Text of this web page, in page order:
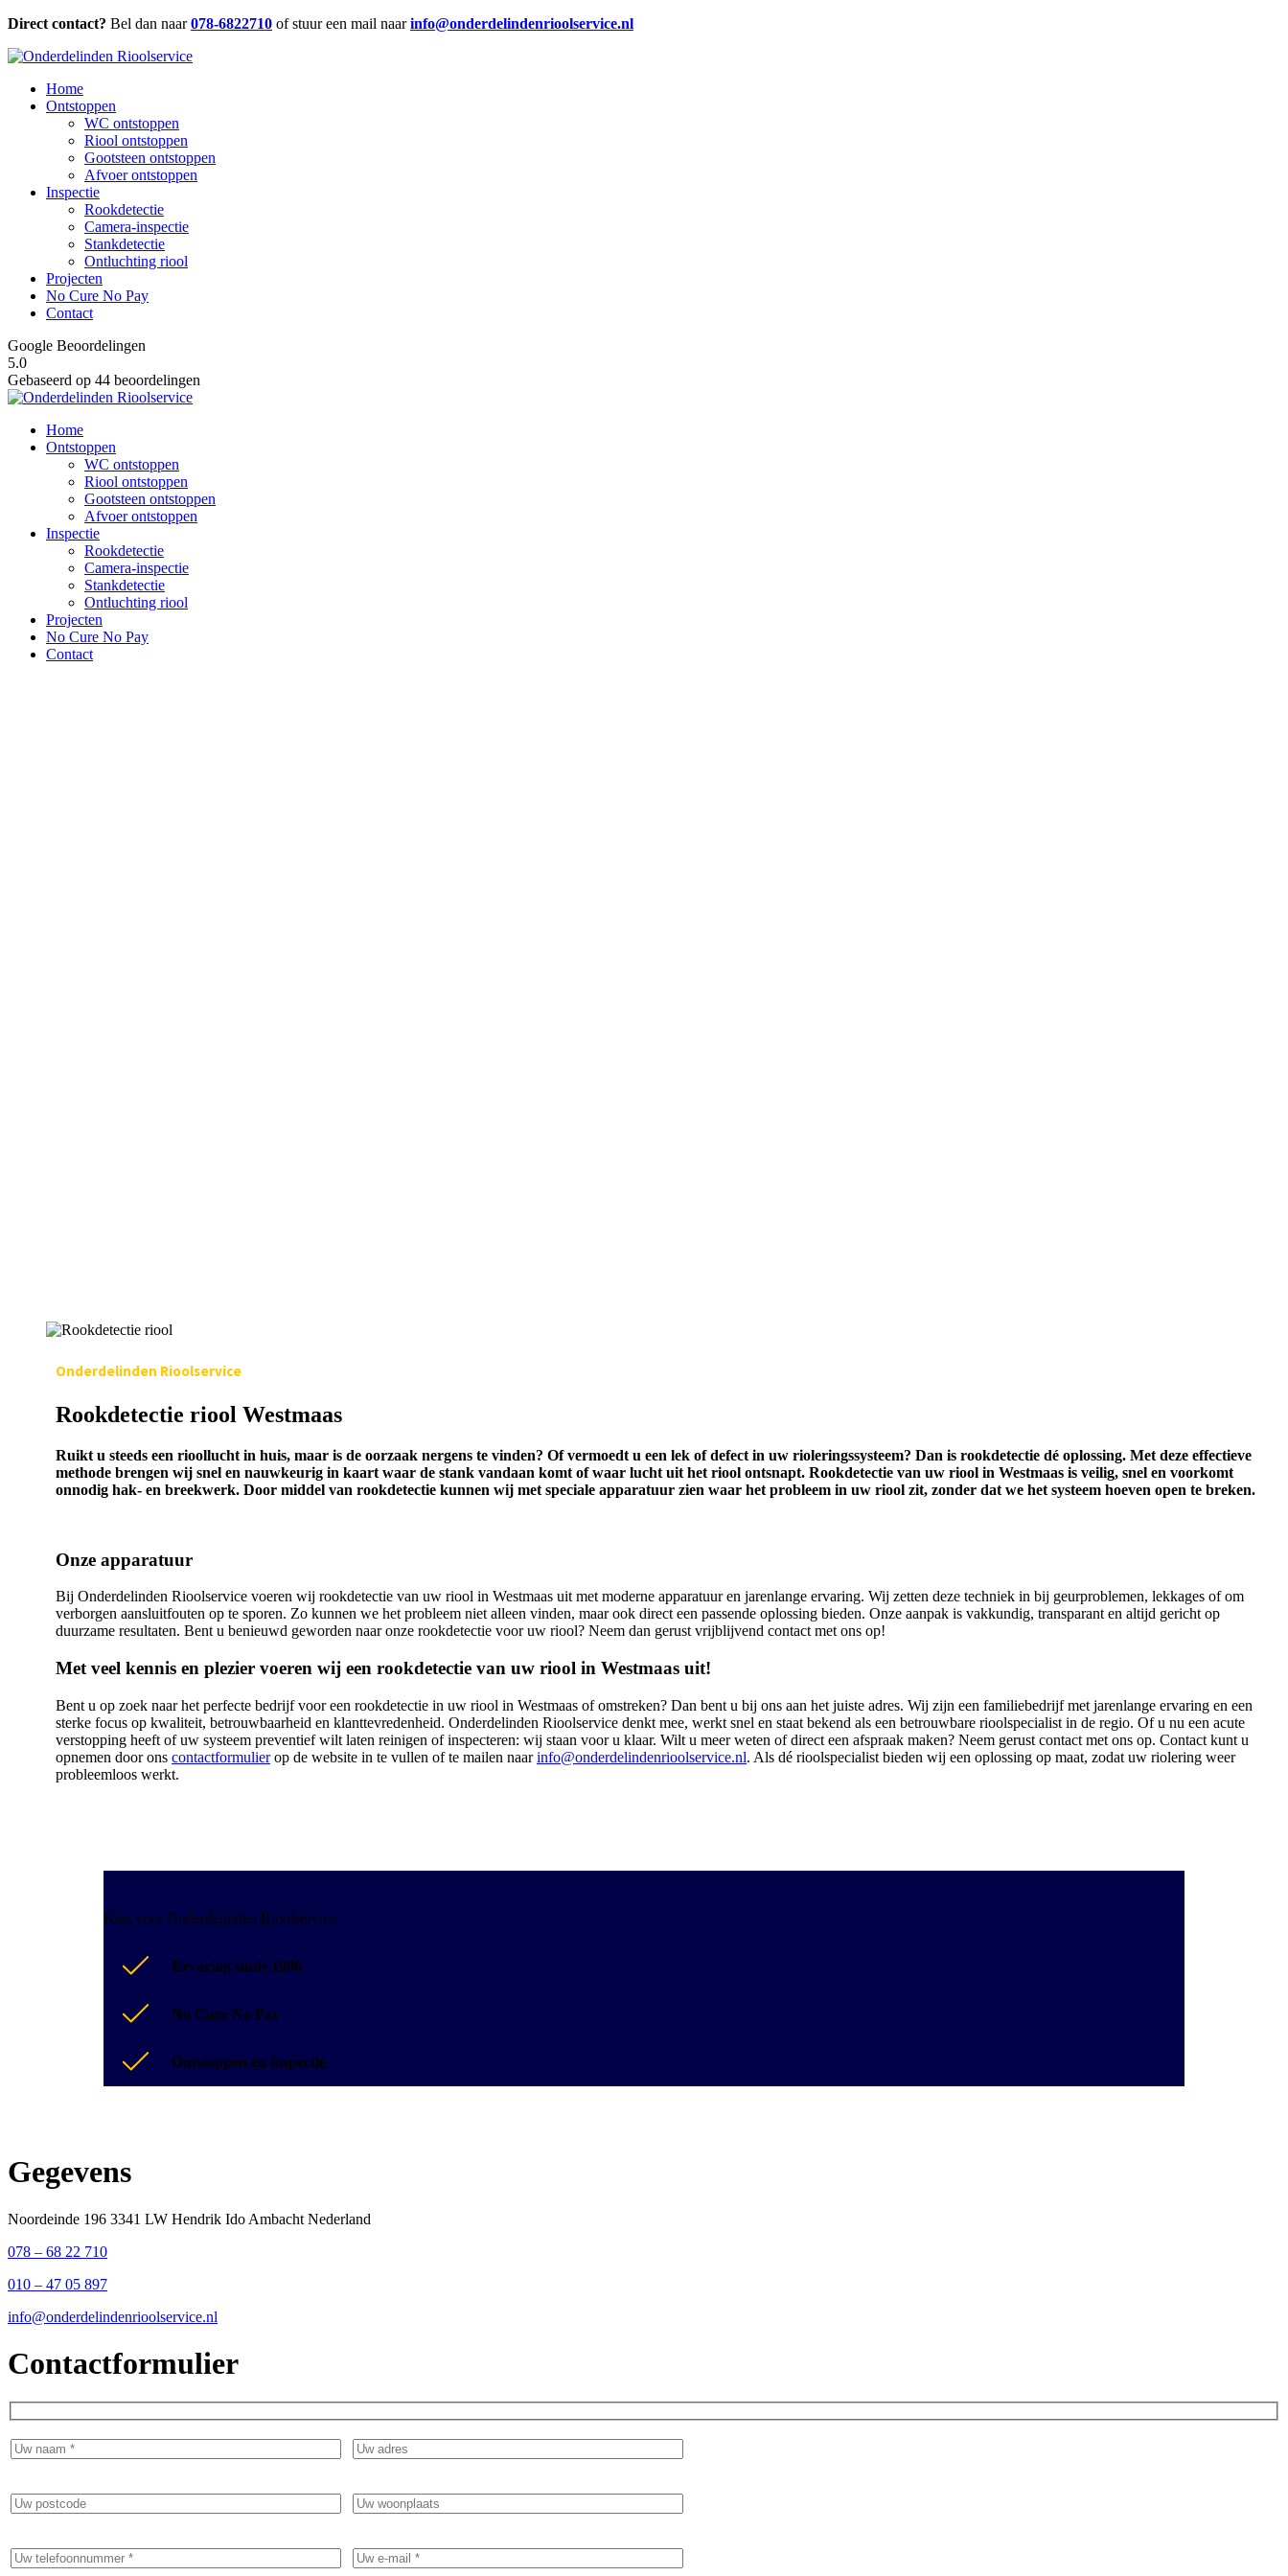
Direct contact? Bel dan naar078-6822710 of stuur een mail naarinfo@onderdelindenrioolservice.nl
Home
Ontstoppen
WC ontstoppen
Riool ontstoppen
Gootsteen ontstoppen
Afvoer ontstoppen
Inspectie
Rookdetectie
Camera-inspectie
Stankdetectie
Ontluchting riool
Projecten
No Cure No Pay
Contact
Google Beoordelingen
5.0
Gebaseerd op 44 beoordelingen
Home
Ontstoppen
WC ontstoppen
Riool ontstoppen
Gootsteen ontstoppen
Afvoer ontstoppen
Inspectie
Rookdetectie
Camera-inspectie
Stankdetectie
Ontluchting riool
Projecten
No Cure No Pay
Contact
Onderdelinden Rioolservice
Rookdetectie riool Westmaas
Ruikt u steeds een rioollucht in huis, maar is de oorzaak nergens te vinden? Of vermoedt u een lek of defect in uw rioleringssysteem? Dan is rookdetectie dé oplossing. Met deze effectieve
methode brengen wij snel en nauwkeurig in kaart waar de stank vandaan komt of waar lucht uit het riool ontsnapt. Rookdetectie van uw riool in Westmaas is veilig, snel en voorkomt
onnodig hak- en breekwerk. Door middel van rookdetectie kunnen wij met speciale apparatuur zien waar het probleem in uw riool zit, zonder dat we het systeem hoeven open te breken.
Onze apparatuur
Bij Onderdelinden Rioolservice voeren wij rookdetectie van uw riool in Westmaas uit met moderne apparatuur en jarenlange ervaring. Wij zetten deze techniek in bij geurproblemen, lekkages of om
verborgen aansluitfouten op te sporen. Zo kunnen we het probleem niet alleen vinden, maar ook direct een passende oplossing bieden. Onze aanpak is vakkundig, transparant en altijd gericht op
duurzame resultaten. Bent u benieuwd geworden naar onze rookdetectie voor uw riool? Neem dan gerust vrijblijvend contact met ons op!
Met veel kennis en plezier voeren wij een rookdetectie van uw riool in Westmaas uit!
Bent u op zoek naar het perfecte bedrijf voor een rookdetectie in uw riool in Westmaas of omstreken? Dan bent u bij ons aan het juiste adres. Wij zijn een familiebedrijf met jarenlange ervaring en een
sterke focus op kwaliteit, betrouwbaarheid en klanttevredenheid. Onderdelinden Rioolservice denkt mee, werkt snel en staat bekend als een betrouwbare rioolspecialist in de regio. Of u nu een acute
verstopping heeft of uw systeem preventief wilt laten reinigen of inspecteren: wij staan voor u klaar. Wilt u meer weten of direct een afspraak maken? Neem gerust contact met ons op. Contact kunt u
opnemen door ons contactformulierop de website in te vullen of te mailen naarinfo@onderdelindenrioolservice.nl. Als dé rioolspecialist bieden wij een oplossing op maat, zodat uw riolering weer
probleemloos werkt.
Kies voor Onderdelinden Rioolservice
Ervaring sinds 1986
No Cure No Pay
Ontstoppen en inspectie
Gegevens
Noordeinde 196 3341 LW Hendrik Ido Ambacht Nederland
078 – 68 22 710
010 – 47 05 897
info@onderdelindenrioolservice.nl
Contactformulier